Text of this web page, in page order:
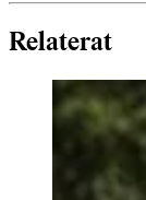
Relaterat